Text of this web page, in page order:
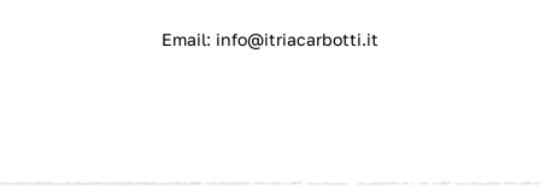
Email: info@itriacarbotti.it